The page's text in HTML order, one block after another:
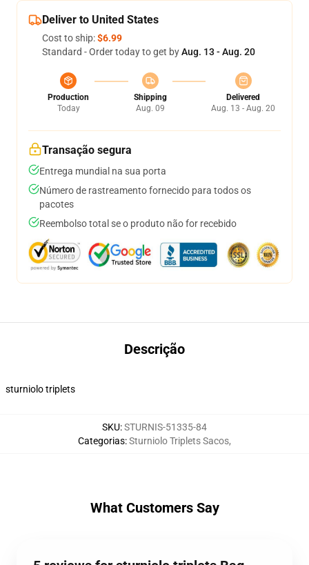
Deliver to United States
Cost to ship:$6.99
Standard - Order today to get byAug. 13 - Aug. 20
Production
Today
Shipping
Aug. 09
Delivered
Aug. 13 - Aug. 20
Transação segura
Entrega mundial na sua porta
Número de rastreamento fornecido para todos os
pacotes
Reembolso total se o produto não for recebido
Descrição
sturniolo triplets
SKU:STURNIS-51335-84
Categorias:Sturniolo Triplets Sacos,
What Customers Say